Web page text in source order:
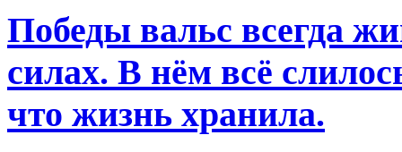
Победы вальс всегда
силах. В нём всё
что жизнь хранила.